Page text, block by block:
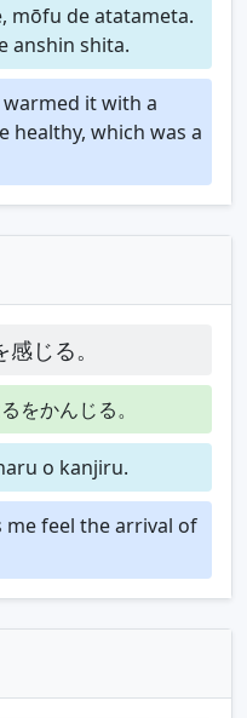
mōfu de atatameta.
anshin shita.
warmed it with a
healthy, which was a
じる。
をかんじる。
o kanjiru.
me feel the arrival of